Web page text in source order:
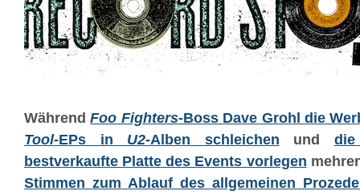
WährendFoo Fighters-Boss Dave Grohl die
Tool-EPs in U2-Alben schleichen und
bestverkaufte Platte des Events vorlegen
Stimmen zum Ablauf des allgemeinen